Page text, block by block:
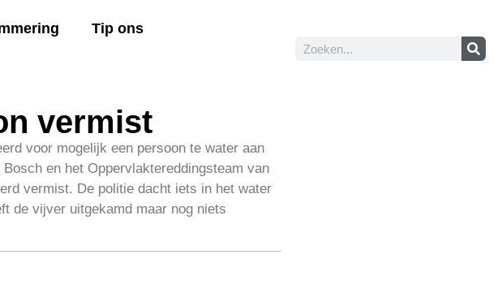
Tip ons
vermist
voor mogelijk een persoon te water aan
en het Oppervlaktereddingsteam van
vermist. De politie dacht iets in het water
de vijver uitgekamd maar nog niets